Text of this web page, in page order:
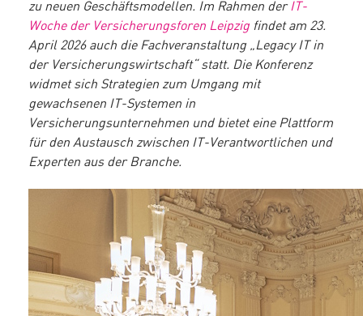
zu neuen Geschäftsmodellen. Im Rahmen derIT-
Woche der Versicherungsforen Leipzig findet am 23.
April 2026 auch die Fachveranstaltung „Legacy IT in
der Versicherungswirtschaft“ statt. Die Konferenz
widmet sich Strategien zum Umgang mit
gewachsenen IT-Systemen in
Versicherungsunternehmen und bietet eine Plattform
für den Austausch zwischen IT-Verantwortlichen und
Experten aus der Branche.